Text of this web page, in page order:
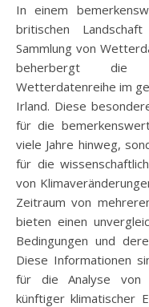
In einem bemerkenswerten Gebäude, das sich in der
britischen
Sammlung von
beherbergt die
Wetterdatenreihe im
Irland. Diese
für die
viele Jahre hinweg,
für die
von
Zeitraum von
bieten einen
Bedingungen und
Diese Informationen
für die Analyse von
künftiger klimatischer